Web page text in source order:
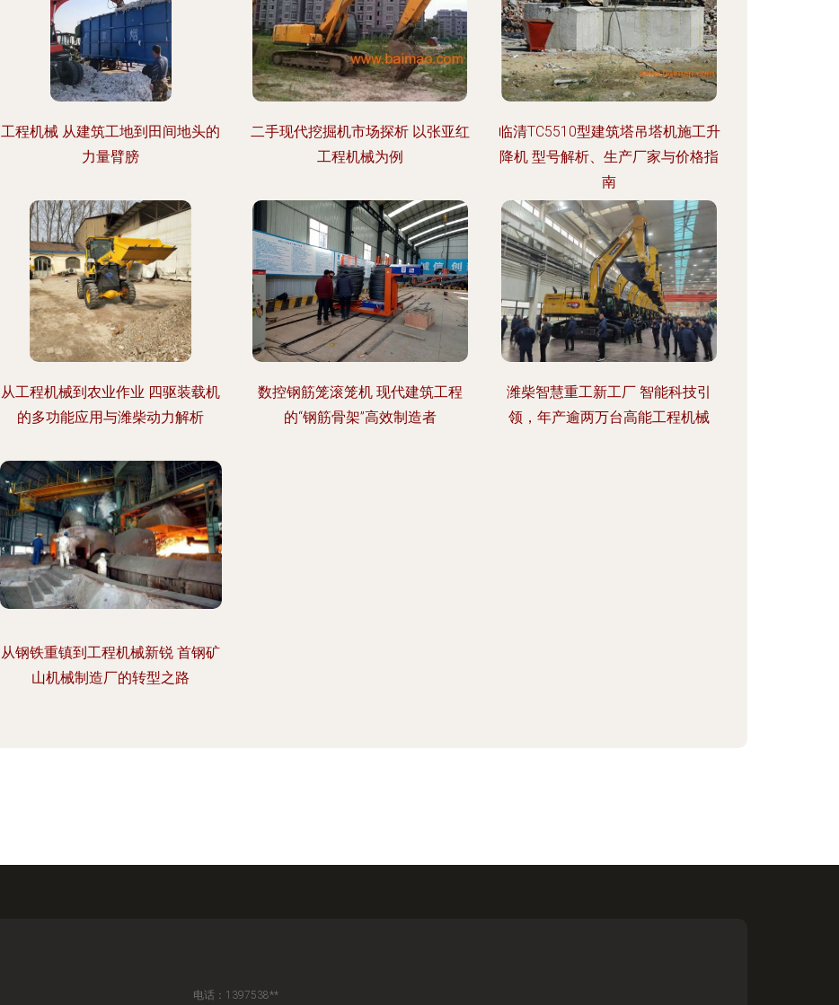
工程机械 从建筑工地到田间地头的
力量臂膀
二手现代挖掘机市场探析 以张亚红
工程机械为例
临清TC5510型建筑塔吊塔机施工升
降机 型号解析、生产厂家与价格指
南
从工程机械到农业作业 四驱装载机
的多功能应用与潍柴动力解析
数控钢筋笼滚笼机 现代建筑工程
的“钢筋骨架”高效制造者
潍柴智慧重工新工厂 智能科技引
领，年产逾两万台高能工程机械
从钢铁重镇到工程机械新锐 首钢矿
山机械制造厂的转型之路
电话：1397538**